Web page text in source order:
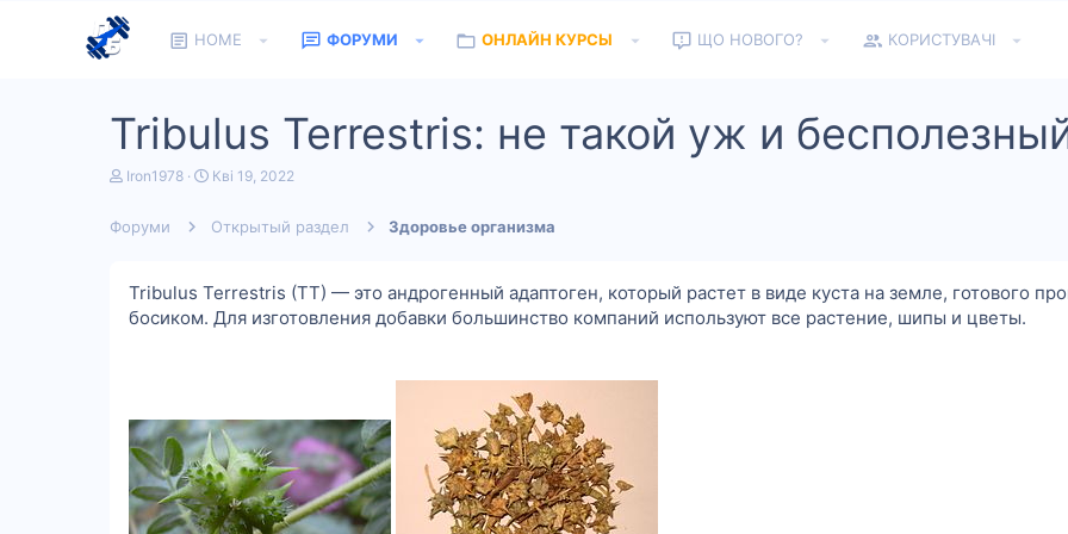
HOME ФОРУМИ ОНЛАЙН КУРСЫ ЩО НОВОГО? КОРИСТУВАЧІ
Tribulus Terrestris: не такой уж и
А
о
е
м
и
Iron1978
Д
а
ч
а
т
Кві 19, 2022
Форуми Открытый раздел Здоровье организма
Tribulus Terrestris (TT) — это андрогенный адаптоген, который растет в виде куста на земле, готового
босиком. Для изготовления добавки большинство компаний используют все растение, шипы и цветы.